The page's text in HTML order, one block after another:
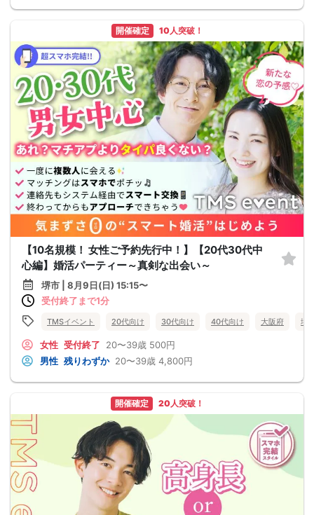
開催確定 10人突破！
【10名規模！ 女性ご予約先行中！】【20代30代中
心編】婚活パーティー～真剣な出会い～
堺市 | 8月9日(日) 15:15〜
受付終了まで1分
TMSイベント 20代向け 30代向け 40代向け 大阪府 堺
女性 受付終了 20〜39歳 500円
男性 残りわずか 20〜39歳 4,800円
開催確定 20人突破！